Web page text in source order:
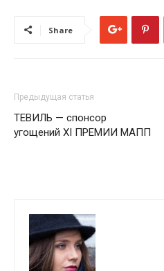
Share
Предыдущая статья
ТЕВИЛЬ — спонсор
угощений XI ПРЕМИИ МАПП